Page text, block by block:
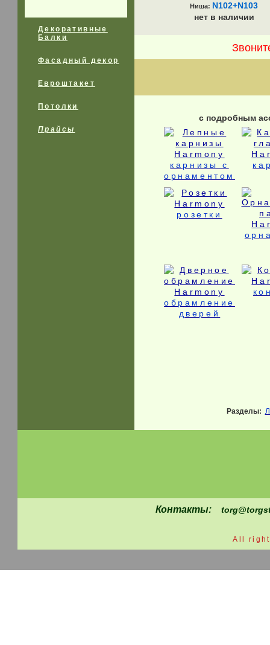
Декоративные
Балки
Фасадный декор
Евроштакет
Потолки
Прайсы
Ниша: N102+N103
нет в наличии
с подробным
карнизы с
орнаментом
розетки
обрамление
дверей
Разделы:
Контакты:
All